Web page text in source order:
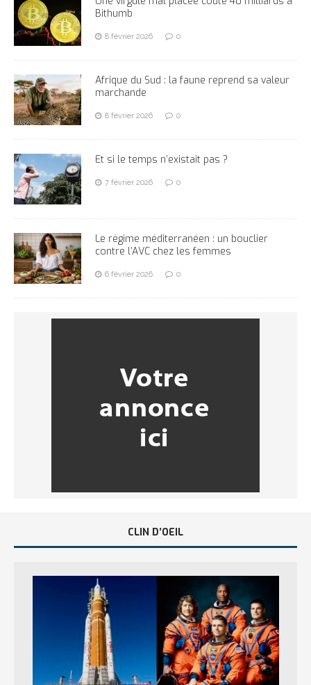
Bithumb
8 février 2026 0
Afrique du Sud : la faune reprend sa valeur
marchande
8 février 2026 0
Et si le temps n’existait pas ?
7 février 2026 0
Le régime méditerranéen : un bouclier
contre l’AVC chez les femmes
6 février 2026 0
CLIN D’OEIL